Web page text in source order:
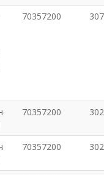
70357200 307
70357200 302
70357200 302